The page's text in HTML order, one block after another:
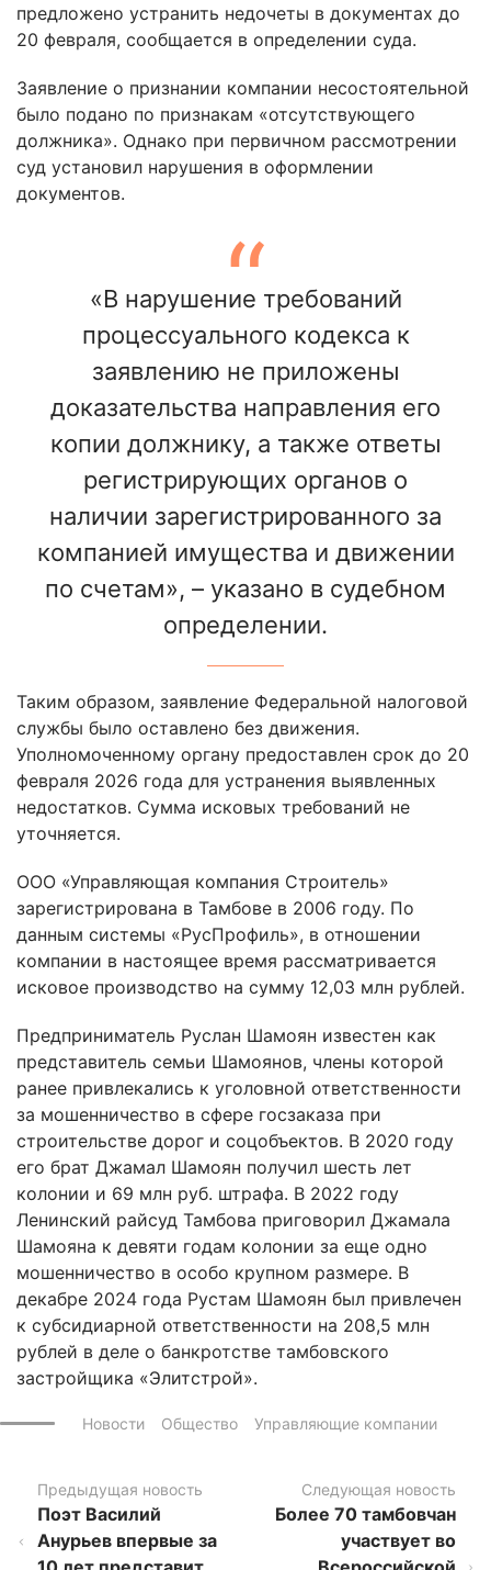
предложено устранить недочеты в документах до
20 февраля, сообщается в определении суда.
Заявление о признании компании несостоятельной
было подано по признакам «отсутствующего
должника». Однако при первичном рассмотрении
суд установил нарушения в оформлении
документов.
«В нарушение требований
процессуального кодекса к
заявлению не приложены
доказательства направления его
копии должнику, а также ответы
регистрирующих органов о
наличии зарегистрированного за
компанией имущества и движении
по счетам», – указано в судебном
определении.
Таким образом, заявление Федеральной налоговой
службы было оставлено без движения.
Уполномоченному органу предоставлен срок до 20
февраля 2026 года для устранения выявленных
недостатков. Сумма исковых требований не
уточняется.
ООО «Управляющая компания Строитель»
зарегистрирована в Тамбове в 2006 году. По
данным системы «РусПрофиль», в отношении
компании в настоящее время рассматривается
исковое производство на сумму 12,03 млн рублей.
Предприниматель Руслан Шамоян известен как
представитель семьи Шамоянов, члены которой
ранее привлекались к уголовной ответственности
за мошенничество в сфере госзаказа при
строительстве дорог и соцобъектов. В 2020 году
его брат Джамал Шамоян получил шесть лет
колонии и 69 млн руб. штрафа. В 2022 году
Ленинский райсуд Тамбова приговорил Джамала
Шамояна к девяти годам колонии за еще одно
мошенничество в особо крупном размере. В
декабре 2024 года Рустам Шамоян был привлечен
к субсидиарной ответственности на 208,5 млн
рублей в деле о банкротстве тамбовского
застройщика «Элитстрой».
Новости Общество Управляющие компании
Предыдущая новость
Поэт Василий
Анурьев впервые за
Следующая новость
Более 70 тамбовчан
участвует во